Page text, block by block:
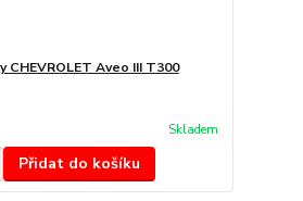
CHEVROLET Aveo III T300
Skladem
Přidat do košíku